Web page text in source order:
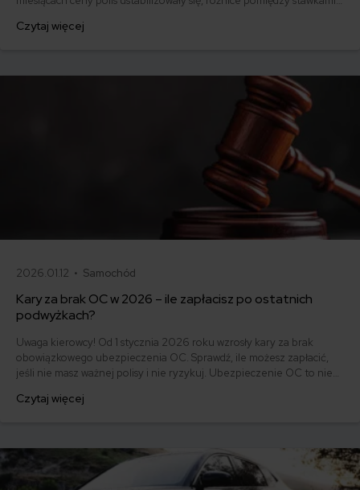
500 zł, inni – powyżej 1500 zł. Gdzie znaleźć najtańsze OC w Polsce
Czytaj więcej
2026.01.12 • Samochód
Kary za brak OC w 2026 – ile zapłacisz po ostatnich
podwyżkach?
Uwaga kierowcy! Od 1 stycznia 2026 roku wzrosły kary za brak
obowiązkowego ubezpieczenia OC. Sprawdź, ile możesz zapłacić,
jeśli nie masz ważnej polisy i nie ryzykuj. Ubezpieczenie OC to nie
ruchu drogowego.
Czytaj więcej